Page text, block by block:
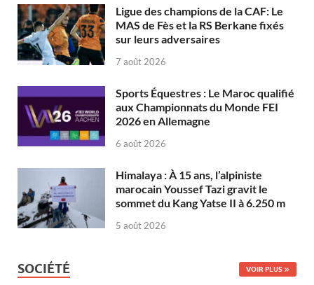
Ligue des champions de la CAF: Le
MAS de Fès et la RS Berkane fixés
sur leurs adversaires
7 août 2026
Sports Équestres : Le Maroc qualifié
aux Championnats du Monde FEI
2026 en Allemagne
6 août 2026
Himalaya : À 15 ans, l’alpiniste
marocain Youssef Tazi gravit le
sommet du Kang Yatse II à 6.250 m
5 août 2026
SOCIÉTÉ VOIR PLUS